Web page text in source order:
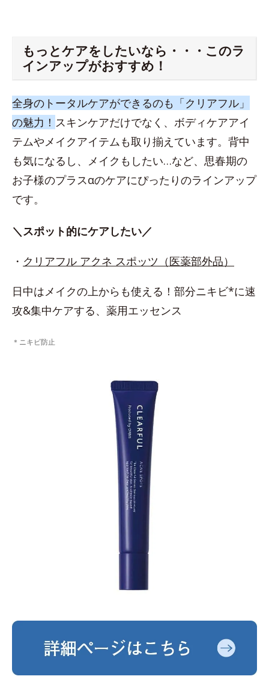
もっとケアをしたいなら・・・このラ
インアップがおすすめ！
全身のトータルケアができるのも「クリアフル」
の魅力！ スキンケアだけでなく、ボディケアアイ
テムやメイクアイテムも取り揃えています。背中
も気になるし、メイクもしたい…など、思春期の
お子様のプラスαのケアにぴったりのラインアップ
です。
＼スポット的にケアしたい／
・ クリアフル アクネ スポッツ（医薬部外品）
日中はメイクの上からも使える！部分ニキビ*に速
攻&集中ケアする、薬用エッセンス
＊ニキビ防止